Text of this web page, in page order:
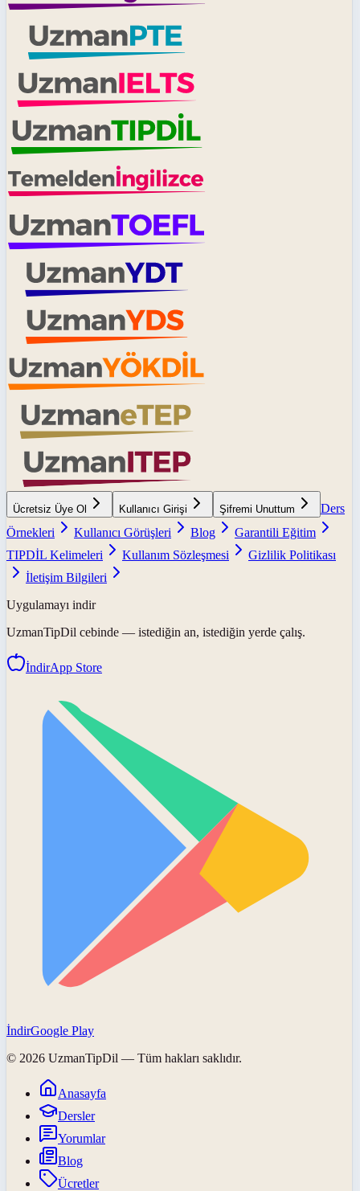
Ücretsiz Üye Ol Kullanıcı Girişi Şifremi Unuttum
Ders
Örnekleri
Kullanıcı Görüşleri Blog
Garantili Eğitim
TIPDİL Kelimeleri
Kullanım Sözleşmesi
Gizlilik Politikası
İletişim Bilgileri
Uygulamayı indir
UzmanTipDil cebinde — istediğin an, istediğin yerde çalış.
İndirApp Store
İndirGoogle Play
© 2026 UzmanTipDil — Tüm hakları saklıdır.
Anasayfa
Dersler
Yorumlar
Blog
Ücretler